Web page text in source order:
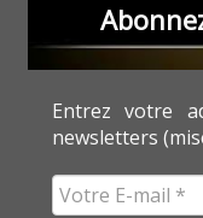
Entrez votre
newsletters